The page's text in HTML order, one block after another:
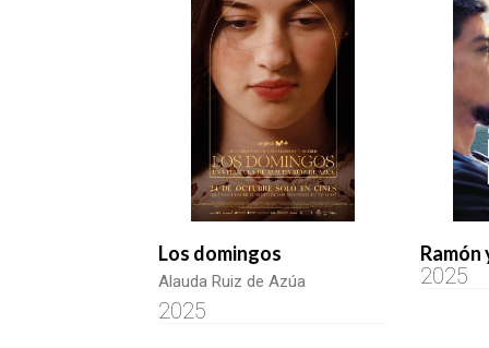
Los domingos
Alauda Ruiz de Azúa
2025
Ramón
2025